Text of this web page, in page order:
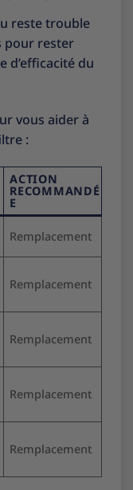
reste trouble
pour rester
d’efficacité du
vous aider à
:
ACTION
RECOMMANDÉ
E
Remplacement
Remplacement
Remplacement
Remplacement
Remplacement